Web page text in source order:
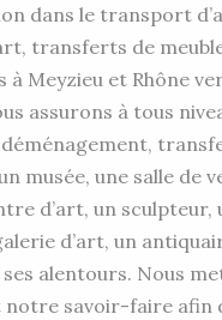
dans le transport
transferts de
à Meyzieu et Rhône
assurons à tous
musée, une salle de
d’art, un sculpteur,
d’art, un
ses alentours. Nous
savoir-faire afin